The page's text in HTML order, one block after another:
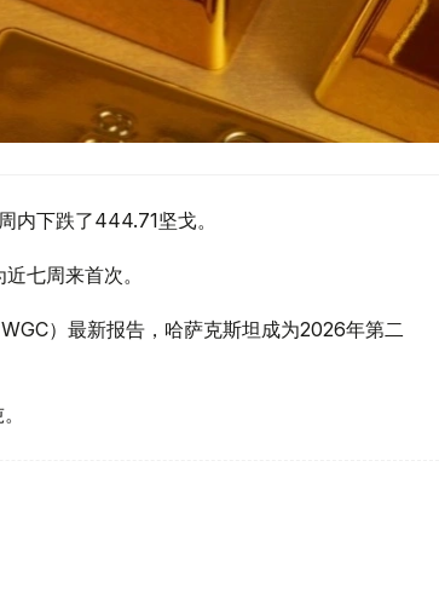
内下跌了444.71坚戈。
七周来首次。
）最新报告，哈萨克斯坦成为2026年第二